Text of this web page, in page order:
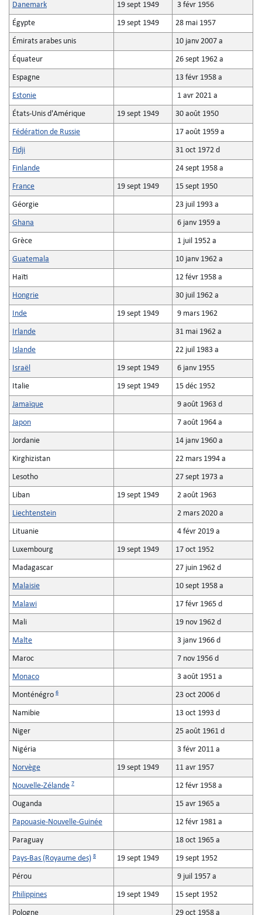
Danemark 19 sept 1949 3 févr 1956
Égypte 19 sept 1949 28 mai 1957
Émirats arabes unis 10 janv 2007 a
Équateur 26 sept 1962 a
Espagne 13 févr 1958 a
Estonie 1 avr 2021 a
États-Unis d'Amérique 19 sept 1949 30 août 1950
Fédération de Russie 17 août 1959 a
Fidji 31 oct 1972 d
Finlande 24 sept 1958 a
France 19 sept 1949 15 sept 1950
Géorgie 23 juil 1993 a
Ghana 6 janv 1959 a
Grèce 1 juil 1952 a
Guatemala 10 janv 1962 a
Haïti 12 févr 1958 a
Hongrie 30 juil 1962 a
Inde 19 sept 1949 9 mars 1962
Irlande 31 mai 1962 a
Islande 22 juil 1983 a
Israël 19 sept 1949 6 janv 1955
Italie 19 sept 1949 15 déc 1952
Jamaïque 9 août 1963 d
Japon 7 août 1964 a
Jordanie 14 janv 1960 a
Kirghizistan 22 mars 1994 a
Lesotho 27 sept 1973 a
Liban 19 sept 1949 2 août 1963
Liechtenstein 2 mars 2020 a
Lituanie 4 févr 2019 a
Luxembourg 19 sept 1949 17 oct 1952
Madagascar 27 juin 1962 d
Malaisie 10 sept 1958 a
Malawi 17 févr 1965 d
Mali 19 nov 1962 d
Malte 3 janv 1966 d
Maroc 7 nov 1956 d
Monaco 3 août 1951 a
Monténégro 6 23 oct 2006 d
Namibie 13 oct 1993 d
Niger 25 août 1961 d
Nigéria 3 févr 2011 a
Norvège 19 sept 1949 11 avr 1957
Nouvelle-Zélande 7 12 févr 1958 a
Ouganda 15 avr 1965 a
Papouasie-Nouvelle-Guinée 12 févr 1981 a
Paraguay 18 oct 1965 a
Pays-Bas (Royaume des) 8 19 sept 1949 19 sept 1952
Pérou 9 juil 1957 a
Philippines 19 sept 1949 15 sept 1952
Pologne 29 oct 1958 a